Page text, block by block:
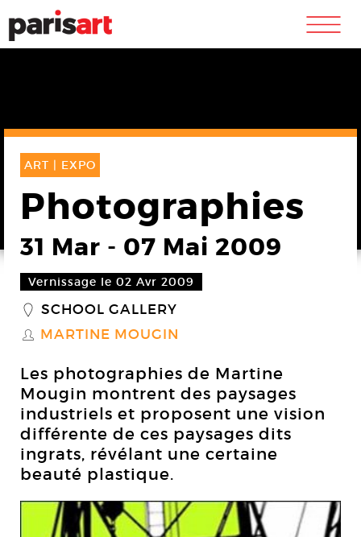
m
ART | EXPO
Photographies
31 Mar - 07 Mai 2009
Vernissage le 02 Avr 2009
_ SCHOOL GALLERY
S MARTINE MOUGIN
Les photographies de Martine
Mougin montrent des paysages
industriels et proposent une vision
différente de ces paysages dits
ingrats, révélant une certaine
beauté plastique.